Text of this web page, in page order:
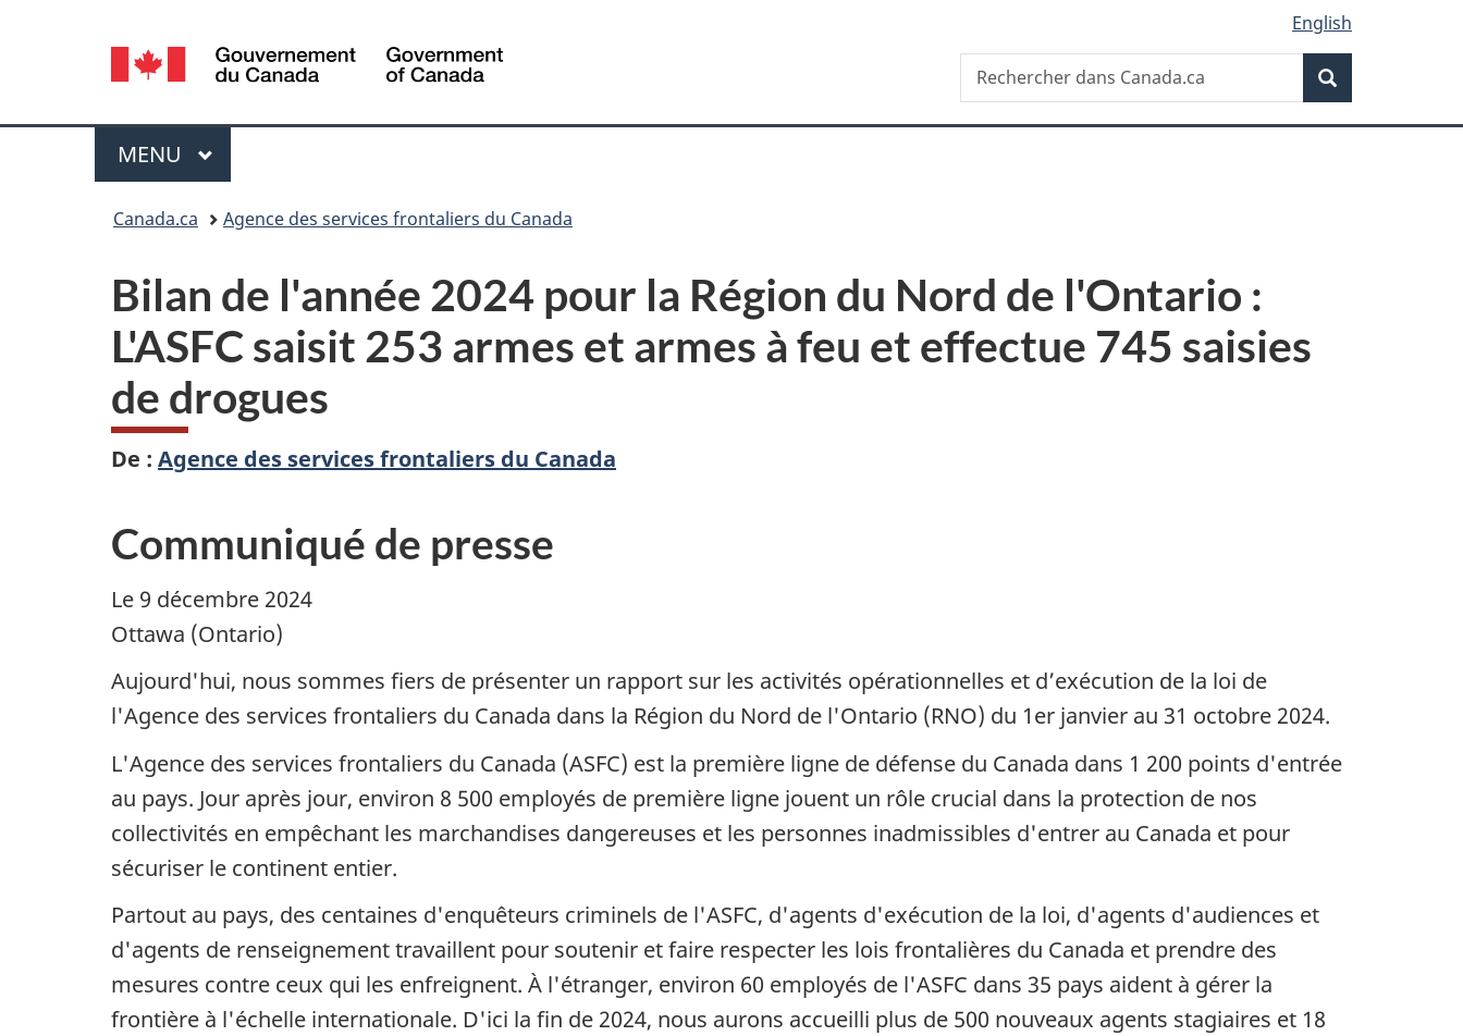
sujet
HTML
Sélection
de
la
langue
English
Canada
Recherche
Rechercher
dans
Menu
MENU PRINCIPAL
Canada.ca Agence des services frontaliers du Canada
Bilan de l'année 2024 pour la Région du Nord de l'Ontario :
L'ASFC saisit 253 armes et armes à feu et effectue 745 saisies
de drogues
De : Agence des services frontaliers du Canada
Communiqué de presse
Le 9 décembre 2024
Ottawa (Ontario)
Aujourd'hui, nous sommes fiers de présenter un rapport sur les activités opérationnelles et d’exécution de la loi de
l'Agence des services frontaliers du Canada dans la Région du Nord de l'Ontario (RNO) du 1er janvier au 31 octobre 2024.
L'Agence des services frontaliers du Canada (ASFC) est la première ligne de défense du Canada dans 1 200 points d'entrée
au pays. Jour après jour, environ 8 500 employés de première ligne jouent un rôle crucial dans la protection de nos
collectivités en empêchant les marchandises dangereuses et les personnes inadmissibles d'entrer au Canada et pour
sécuriser le continent entier.
Partout au pays, des centaines d'enquêteurs criminels de l'ASFC, d'agents d'exécution de la loi, d'agents d'audiences et
d'agents de renseignement travaillent pour soutenir et faire respecter les lois frontalières du Canada et prendre des
mesures contre ceux qui les enfreignent. À l'étranger, environ 60 employés de l'ASFC dans 35 pays aident à gérer la
frontière à l'échelle internationale. D'ici la fin de 2024, nous aurons accueilli plus de 500 nouveaux agents stagiaires et 18